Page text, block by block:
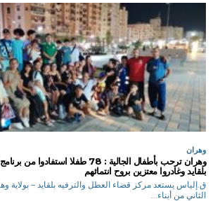
وهران
وهران ترحب بأطفال الجالية : 78 طفلا
بلقايد وغادروا معتزين بروح انتمائهم
ق.إلياس يستعد مركز قضاء العطل والترفيه بلقايد –
الثاني من أبناء...